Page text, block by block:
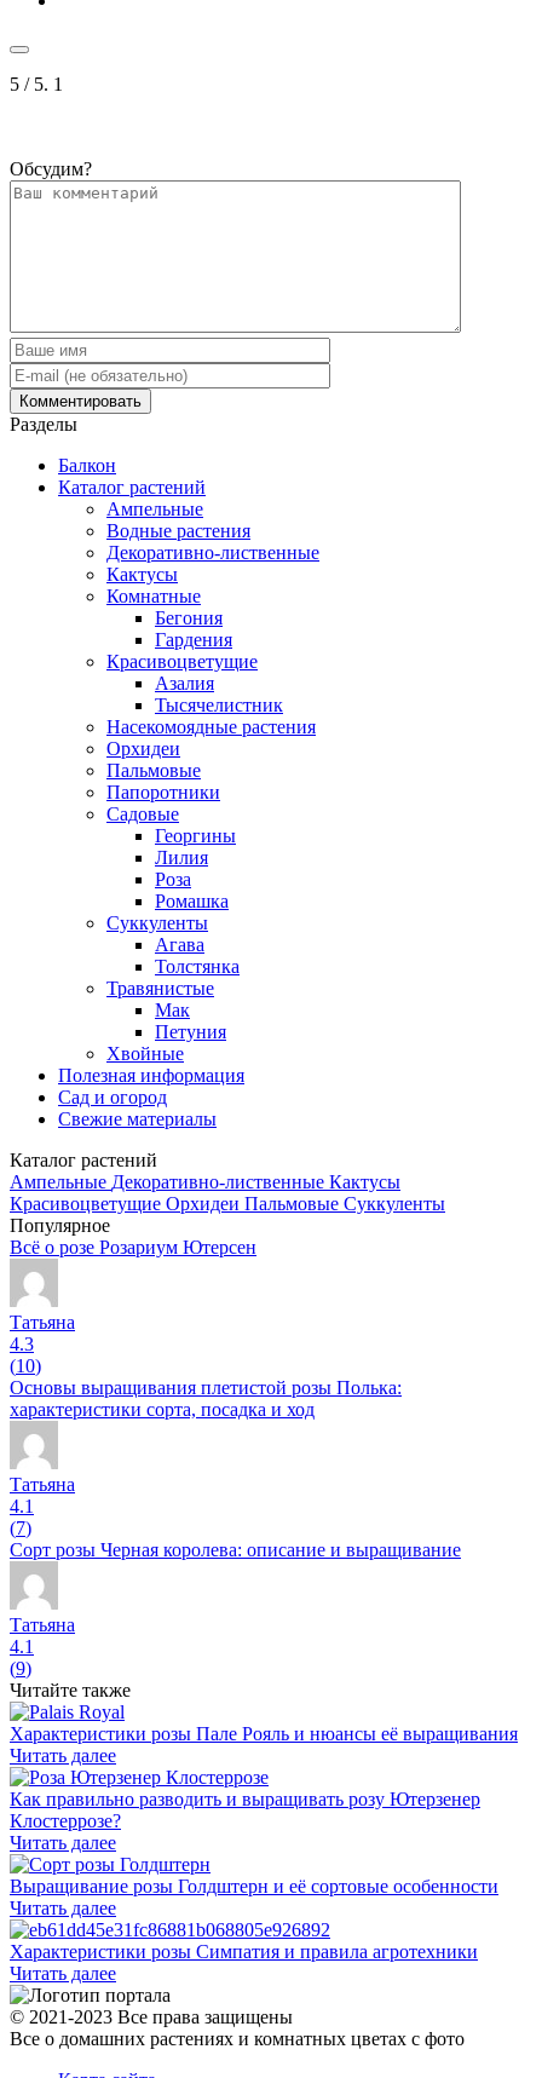
5 / 5. 1
Обсудим?
Разделы
Балкон
Каталог растений
Ампельные
Водные растения
Декоративно-лиственные
Кактусы
Комнатные
Бегония
Гардения
Красивоцветущие
Азалия
Тысячелистник
Насекомоядные растения
Орхидеи
Пальмовые
Папоротники
Садовые
Георгины
Лилия
Роза
Ромашка
Суккуленты
Агава
Толстянка
Травянистые
Мак
Петуния
Хвойные
Полезная информация
Сад и огород
Свежие материалы
Каталог растений
Ампельные Декоративно-лиственные Кактусы
Красивоцветущие Орхидеи Пальмовые Суккуленты
Популярное
Всё о розе Розариум Ютерсен
Татьяна
4.3
(10)
Основы выращивания плетистой розы Полька:
характеристики сорта, посадка и ход
Татьяна
4.1
(7)
Сорт розы Черная королева: описание и выращивание
Татьяна
4.1
(9)
Читайте также
Характеристики розы Пале Рояль и нюансы её выращивания
Читать далее
Как правильно разводить и выращивать розу Ютерзенер
Клостеррозе?
Читать далее
Выращивание розы Голдштерн и её сортовые особенности
Читать далее
Характеристики розы Симпатия и правила агротехники
Читать далее
© 2021-2023 Все права защищены
Все о домашних растениях и комнатных цветах с фото